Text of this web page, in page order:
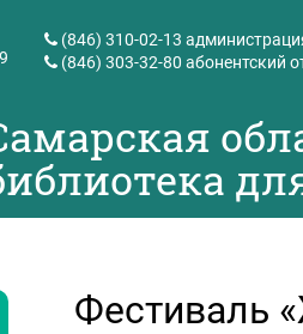
(846) 310-02-13
(846) 303-32-80 абонентский
Фестиваль